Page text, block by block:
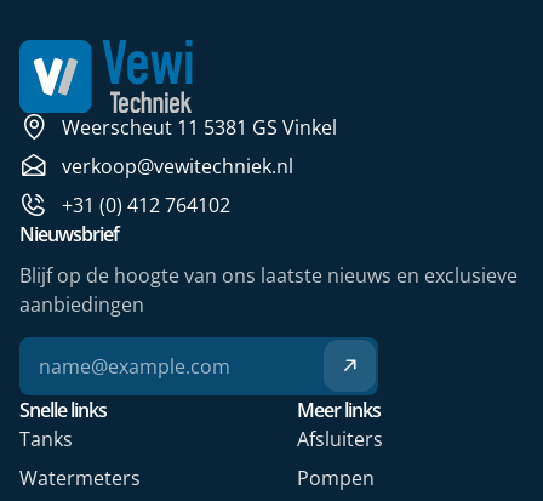
Weerscheut 11 5381 GS Vinkel
verkoop@vewitechniek.nl
+31 (0) 412 764102
Snelle links
Tanks
Watermeters
Meer links
Afsluiters
Pompen
Nieuwsbrief
Blijf op de hoogte van ons laatste nieuws en exclusieve
aanbiedingen